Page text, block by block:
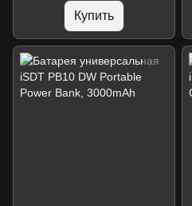
Купить